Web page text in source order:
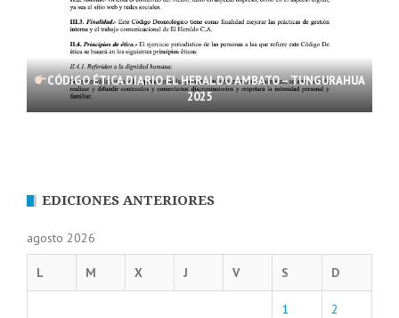
CÓDIGO ÉTICA DIARIO EL HERALDO AMBATO – TUNGURAHUA
2025
EDICIONES ANTERIORES
agosto 2026
L M X J V S D
1 2